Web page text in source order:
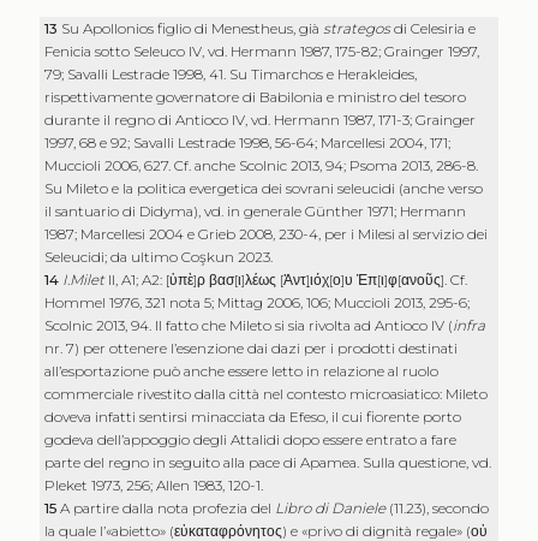
13 Su Apollonios figlio di Menestheus, già strategosdi Celesiria e
Fenicia sotto Seleuco IV, vd. Hermann 1987, 175-82; Grainger 1997,
79; Savalli Lestrade 1998, 41. Su Timarchos e Herakleides,
rispettivamente governatore di Babilonia e ministro del tesoro
durante il regno di Antioco IV, vd. Hermann 1987, 171-3; Grainger
1997, 68 e 92; Savalli Lestrade 1998, 56-64; Marcellesi 2004, 171;
Muccioli 2006, 627. Cf. anche Scolnic 2013, 94; Psoma 2013, 286-8.
Su Mileto e la politica evergetica dei sovrani seleucidi (anche verso
il santuario di Didyma), vd. in generale Günther 1971; Hermann
1987; Marcellesi 2004 e Grieb 2008, 230-4, per i Milesi al servizio dei
Seleucidi; da ultimo Coşkun 2023.
14 I.MiletII, A1; A2: [ὑπὲ]ρ βασ[ι]λέως [Ἀντ]ι̣όχ[ο]υ Ἐπ[ι]φ̣[ανοῦς]. Cf.
Hommel 1976, 321 nota 5; Mittag 2006, 106; Muccioli 2013, 295-6;
Scolnic 2013, 94. Il fatto che Mileto si sia rivolta ad Antioco IV (infra
nr. 7) per ottenere l’esenzione dai dazi per i prodotti destinati
all’esportazione può anche essere letto in relazione al ruolo
commerciale rivestito dalla città nel contesto microasiatico: Mileto
doveva infatti sentirsi minacciata da Efeso, il cui fiorente porto
godeva dell’appoggio degli Attalidi dopo essere entrato a fare
parte del regno in seguito alla pace di Apamea. Sulla questione, vd.
Pleket 1973, 256; Allen 1983, 120-1.
15A partire dalla nota profezia del Libro di Daniele(11.23), secondo
la quale l’«abietto» (εὐκαταφρόνητος) e «privo di dignità regale» (οὐ